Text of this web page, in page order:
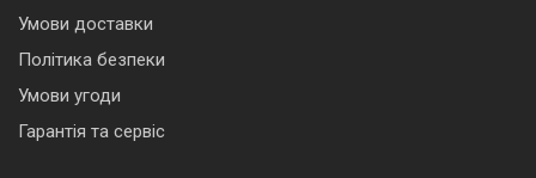
Умови доставки
Політика безпеки
Умови угоди
Гарантія та сервіс